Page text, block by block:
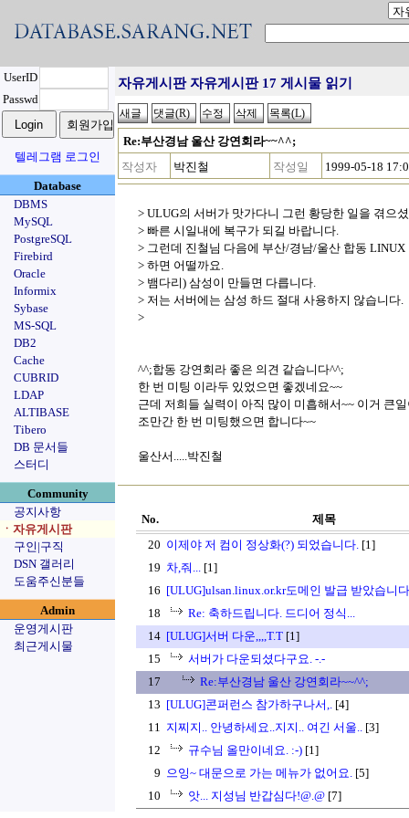
UserID
Passwd
텔레그램 로그인
Database
DBMS
MySQL
PostgreSQL
Firebird
Oracle
Informix
Sybase
MS-SQL
DB2
Cache
CUBRID
LDAP
ALTIBASE
Tibero
DB 문서들
스터디
Community
공지사항
ㆍ자유게시판
구인|구직
DSN 갤러리
도움주신분들
Admin
운영게시판
최근게시물
자유게시판 자유게시판 17 게시물 읽기
Re:부산경남 울산 강연회라~~^^;
작성자
박진철 작성일 1999-05-18
> ULUG의 서버가 맛가다니 그런 황당한 일을 겪으
> 빠른 시일내에 복구가 되길 바랍니다.
> 그런데 진철님 다음에 부산/경남/울산 합동 LINUX
> 하면 어떨까요.
> 뱀다리) 삼성이 만들면 다릅니다.
> 저는 서버에는 삼성 하드 절대 사용하지 않습니다.
>
^^;합동 강연회라 좋은 의견 같습니다^^;
한 번 미팅 이라두 있었으면 좋겠네요~~
근데 저희들 실력이 아직 많이 미흡해서~~ 이거 큰
조만간 한 번 미팅했으면 합니다~~
울산서.....박진철
No.
제목
20 이제야 저 컴이 정상화(?) 되었습니다. [1]
19 차,줘... [1]
16 [ULUG]ulsan.linux.or.kr도메인 발급 받았습니
18
Re: 축하드립니다. 드디어 정식...
14 [ULUG]서버 다운,,,,T.T [1]
15
서버가 다운되셨다구요. -.-
17
Re:부산경남 울산 강연회라~~^^;
13 [ULUG]콘퍼런스 참가하구나서,. [4]
11 지찌지.. 안녕하세요..지지.. 여긴 서울.. [3]
12
규수님 올만이네요. :-) [1]
9 으잉~ 대문으로 가는 메뉴가 없어요. [5]
10
앗... 지성님 반갑심다!@.@ [7]